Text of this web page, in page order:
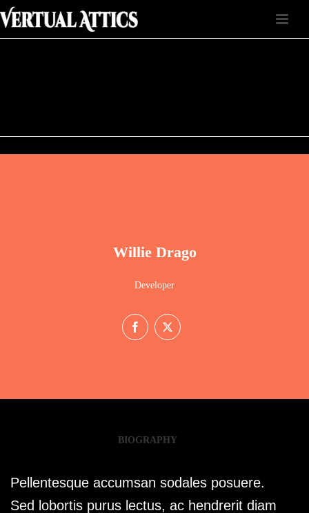
Willie Drago
Developer
BIOGRAPHY
Pellentesque accumsan sodales posuere.
Sed lobortis purus lectus, ac hendrerit diam